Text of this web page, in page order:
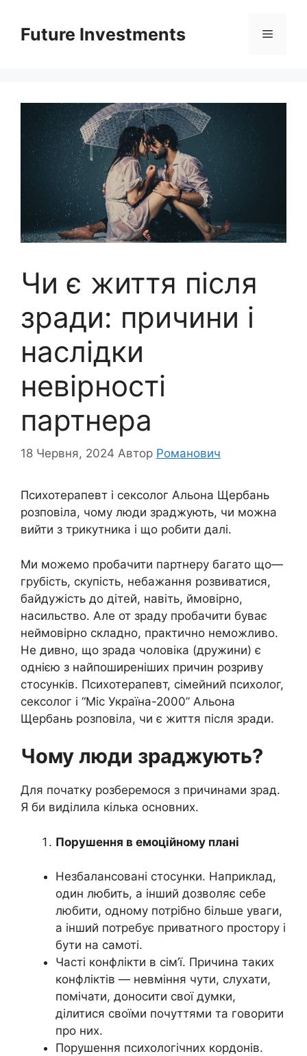
вмістуFuture Investments Меню
Чи є життя після
зради: причини і
наслідки
невірності
партнера
18 Червня, 2024 Автор Романович
Психотерапевт і сексолог Альона Щербань
розповіла, чому люди зраджують, чи можна
вийти з трикутника і що робити далі.
Ми можемо пробачити партнеру багато що—
грубість, скупість, небажання розвиватися,
байдужість до дітей, навіть, ймовірно,
насильство. Але от зраду пробачити буває
неймовірно складно, практично неможливо.
Не дивно, що зрада чоловіка (дружини) є
однією з найпоширеніших причин розриву
стосунків. Психотерапевт, сімейний психолог,
сексолог і “Міс Україна-2000” Альона
Щербань розповіла, чи є життя після зради.
Чому люди зраджують?
Для початку розберемося з причинами зрад.
Я би виділила кілька основних.
Порушення в емоційному плані
Незбалансовані стосунки. Наприклад,
один любить, а інший дозволяє себе
любити, одному потрібно більше уваги,
а інший потребує приватного простору і
бути на самоті.
Часті конфлікти в сім’ї. Причина таких
конфліктів — невміння чути, слухати,
помічати, доносити свої думки,
ділитися своїми почуттями та говорити
про них.
Порушення психологічних кордонів.